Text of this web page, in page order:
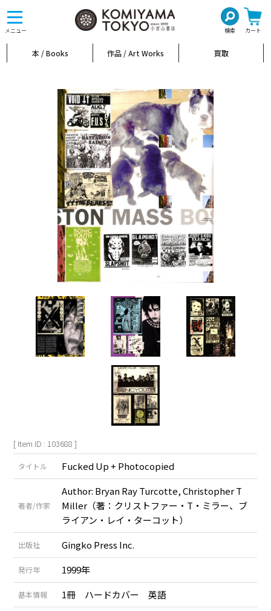
メニュー 検索 カート
toggle
navigation
本 / Books 作品 / Art Works 買取
[ Item ID : 103688 ]
タイトル Fucked Up + Photocopied
著者/作家
Author: Bryan Ray Turcotte, Christopher T
Miller（著：クリストファー・T・ミラー、ブ
ライアン・レイ・ターコット）
出版社 Gingko Press Inc.
発行年 1999年
基本情報 1冊 ハードカバー 英語